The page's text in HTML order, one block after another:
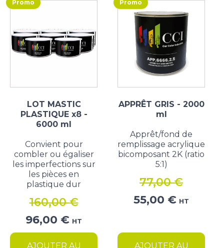
Promo
LOT MASTIC
PLASTIQUE x8 -
6000 ml
Convient pour
combler ou égaliser
les imperfections sur
les pièces en
plastique dur
160,00€
Le
initial
96,00 €Le
actuel
HT
AJOUTER AU
Promo
APPRÊT GRIS - 2000
ml
Apprêt/fond de
remplissage acrylique
bicomposant 2K (ratio
5:1)
77,00€
Le
était :
55,00 €Le
est :
HT
AJOUTER AU